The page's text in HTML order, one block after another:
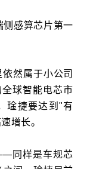
感算芯片第一
然属于小公司
球智能电芯市
琻捷要达到"有
增长。
同样是车规芯